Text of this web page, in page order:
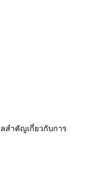
สำคัญเกี่ยวกับการ